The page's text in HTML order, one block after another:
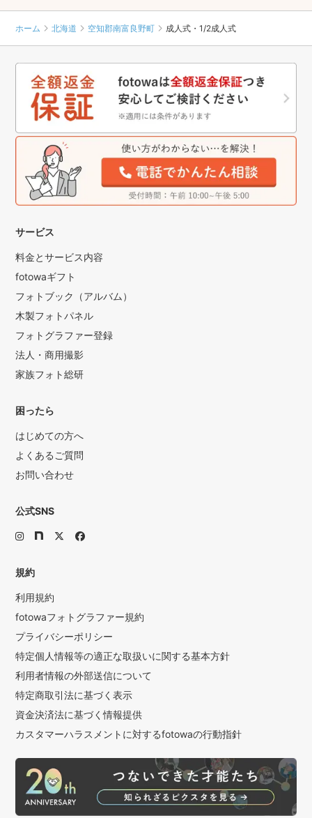
ホーム 北海道 空知郡南富良野町 成人式・1/2成人式
サービス
料金とサービス内容
fotowaギフト
フォトブック（アルバム）
木製フォトパネル
フォトグラファー登録
法人・商用撮影
家族フォト総研
困ったら
はじめての方へ
よくあるご質問
お問い合わせ
公式SNS
規約
利用規約
fotowaフォトグラファー規約
プライバシーポリシー
特定個人情報等の適正な取扱いに関する基本方針
利用者情報の外部送信について
特定商取引法に基づく表示
資金決済法に基づく情報提供
カスタマーハラスメントに対するfotowaの行動指針